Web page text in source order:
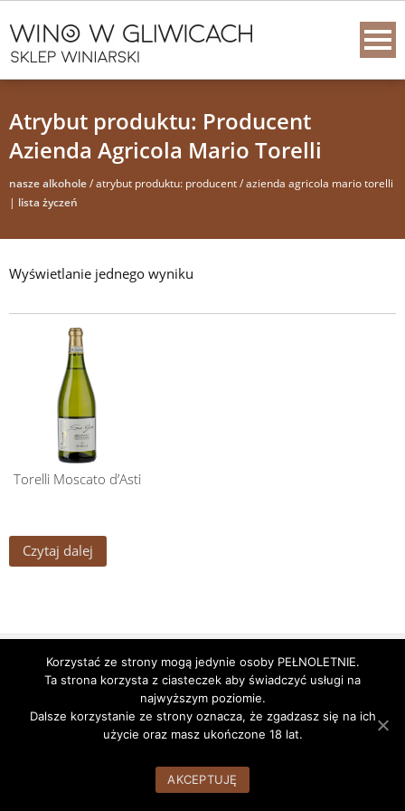
Atrybut produktu: Producent
Azienda Agricola Mario Torelli
nasze alkohole/ atrybut produktu: producent / azienda agricola mario torelli
| lista życzeń
Wyświetlanie jednego wyniku
Torelli Moscato d’Asti
Czytaj dalej
Godziny pracy Nasze alkohole Nasz Zespół
WordPress Theme:AccessPress Rootby AccessPress Themes
Korzystać ze strony mogą jedynie osoby PEŁNOLETNIE.
Ta strona korzysta z ciasteczek aby świadczyć usługi na
najwyższym poziomie.
Dalsze korzystanie ze strony oznacza, że zgadzasz się na ich
użycie oraz masz ukończone 18 lat.
AKCEPTUJĘ